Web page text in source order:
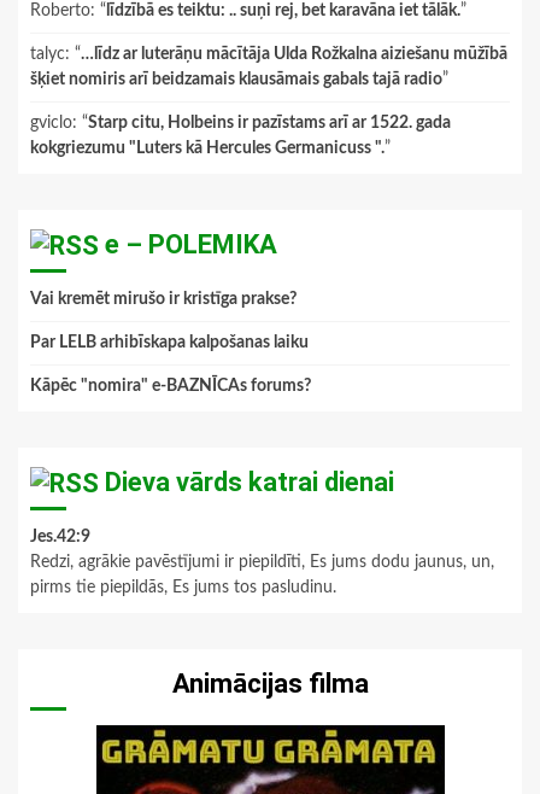
Roberto: “ līdzībā es teiktu: .. suņi rej, bet karavāna iet tālāk.”
talyc: “…līdz ar luterāņu mācītāja Ulda Rožkalna aiziešanu mūžībā
šķiet nomiris arī beidzamais klausāmais gabals tajā radio”
gviclo: “Starp citu, Holbeins ir pazīstams arī ar 1522. gada
kokgriezumu "Luters kā Hercules Germanicuss ".”
e – POLEMIKA
Vai kremēt mirušo ir kristīga prakse?
Par LELB arhibīskapa kalpošanas laiku
Kāpēc "nomira" e-BAZNĪCAs forums?
Dieva vārds katrai dienai
Jes.42:9
Redzi, agrākie pavēstījumi ir piepildīti, Es jums dodu jaunus, un,
pirms tie piepildās, Es jums tos pasludinu.
Animācijas filma